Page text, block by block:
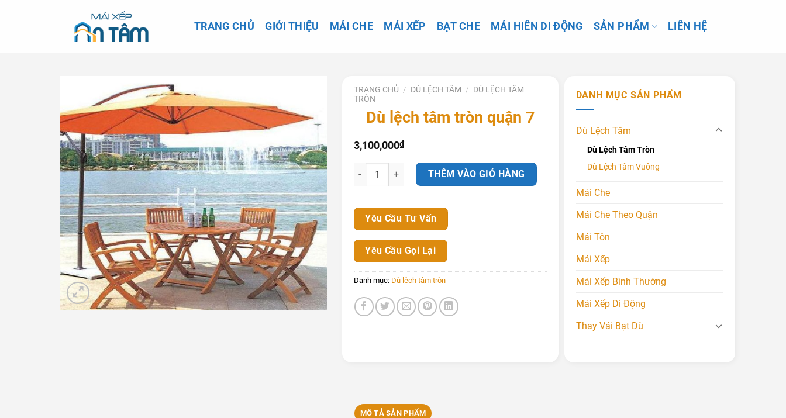
TRANG CHỦ GIỚI THIỆU MÁI CHE MÁI XẾP BẠT CHE MÁI HIÊN DI ĐỘNG SẢN PHẨM LIÊN HỆ
TRANG CHỦ / DÙ LỆCH TÂM / DÙ LỆCH TÂM
TRÒN
Dù lệch tâm tròn quận 7
3,100,000₫
Dù lệch tâm tròn quận 7 số lượngTHÊM VÀO GIỎ HÀNG
Yêu Cầu Tư Vấn
Yêu Cầu Gọi Lại
Danh mục: Dù lệch tâm tròn
DANH MỤC SẢN PHẨM
Dù Lệch Tâm
Dù Lệch Tâm Tròn
Dù Lệch Tâm Vuông
Mái Che
Mái Che Theo Quận
Mái Tôn
Mái Xếp
Mái Xếp Bình Thường
Mái Xếp Di Động
Thay Vải Bạt Dù
MÔ TẢ SẢN PHẨM